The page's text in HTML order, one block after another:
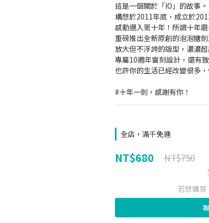
這是一個關於「IO」的故事。
構想於2011年底，成立於
感動邁入第十年！所謂十年
重磅推出全新原創的泡泡糖
放大但不浮誇的版型，濃濃
專屬10週年雷刻設計，還有
也許你的生活已經改變很多
#十年一劍，感謝有你！
全店，滿千免運
NT$680 NT$750
若想購買